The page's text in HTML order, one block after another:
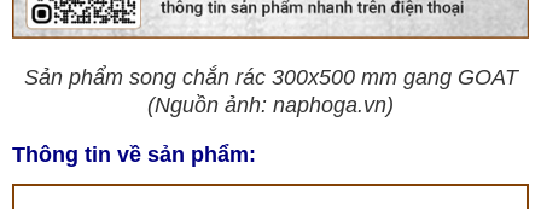
Sản phẩm song chắn rác 300x500 mm gang GOAT
(Nguồn ảnh: naphoga.vn)
Thông tin về sản phẩm: